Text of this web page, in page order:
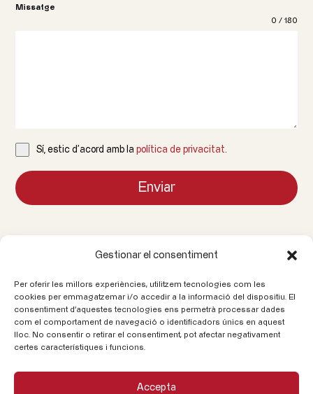
Gestionar el consentiment
Per oferir les millors experiències, utilitzem tecnologies com les
cookies per emmagatzemar i/o accedir a la informació del dispositiu. El
consentiment d'aquestes tecnologies ens permetrà processar dades
com el comportament de navegació o identificadors únics en aquest
lloc. No consentir o retirar el consentiment, pot afectar negativament
certes característiques i funcions.
Accepta
Missatge
0 / 180
Sí, estic d'acord amb lapolítica de privacitat.
Enviar
Truca'ns
93 580 20 00
Correu electrònic
info@cataloniaceramica.es